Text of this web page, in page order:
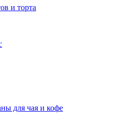
и торта
для чая и кофе